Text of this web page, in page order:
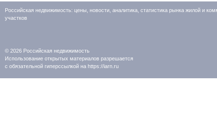
Российская недвижимость: цены, новости, аналитика, статистика рынка жилой и
участков
© 2026 Российская недвижимость
Использование открытых материалов разрешается
с обязательной гиперссылкой на https://iarn.ru